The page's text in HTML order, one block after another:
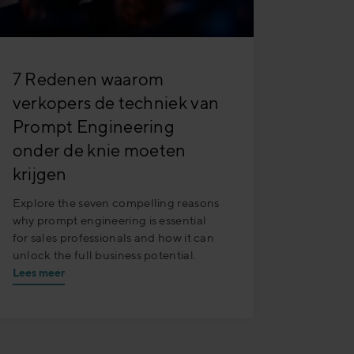
7 Redenen waarom
verkopers de techniek van
Prompt Engineering
onder de knie moeten
krijgen
Explore the seven compelling reasons
why prompt engineering is essential
for sales professionals and how it can
unlock the full business potential.
Lees meer